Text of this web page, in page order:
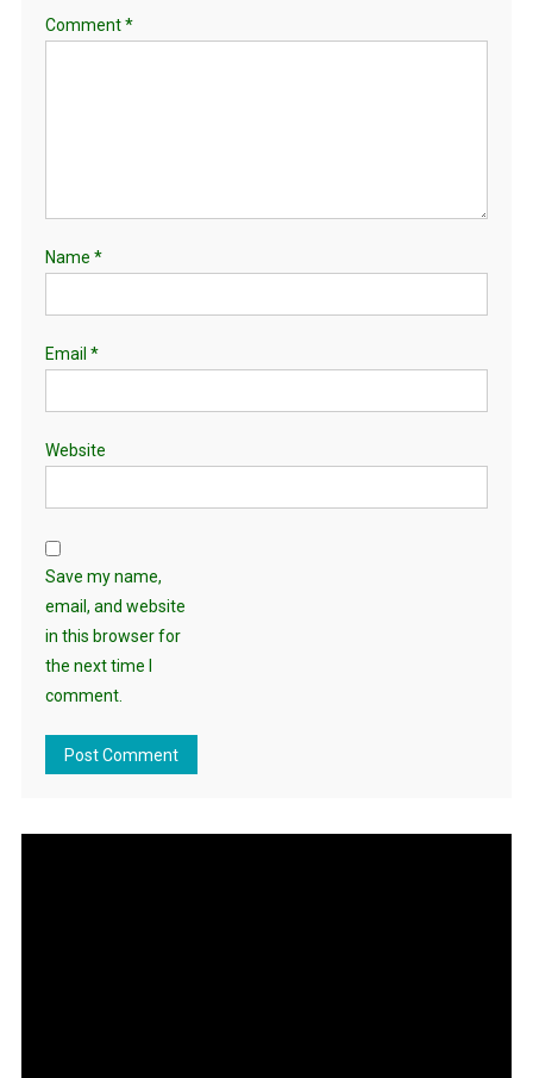
Comment*
Name *
Email *
Website
Save my name,
email, and website
in this browser for
the next time I
comment.